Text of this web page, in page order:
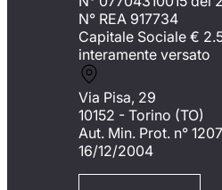
N° REA 917734
Capitale Sociale €
interamente versato
Via Pisa, 29
10152 - Torino (TO)
Aut. Min. Prot. n°
16/12/2004